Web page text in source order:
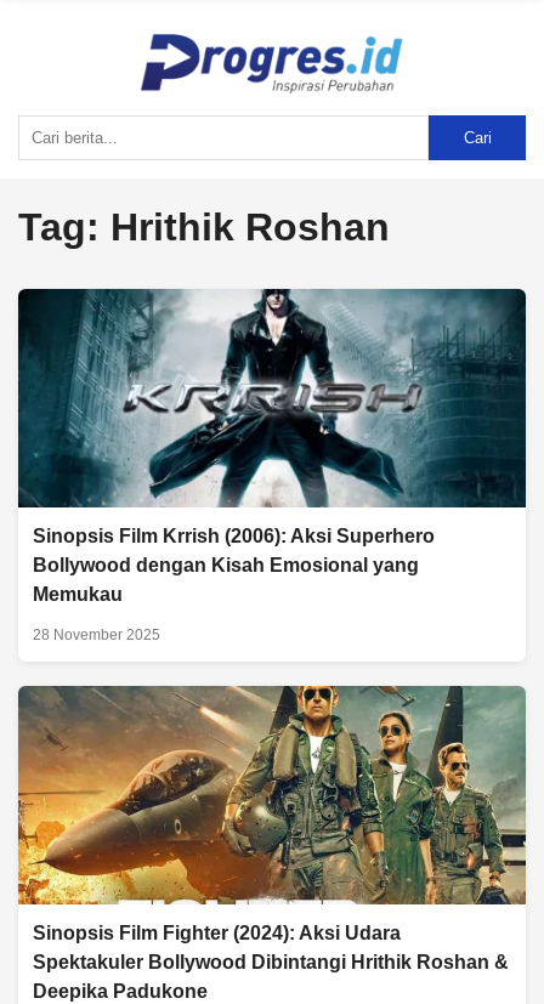
Cari
Tag: Hrithik Roshan
Sinopsis Film Krrish (2006): Aksi Superhero
Bollywood dengan Kisah Emosional yang
Memukau
28 November 2025
Sinopsis Film Fighter (2024): Aksi Udara
Spektakuler Bollywood Dibintangi Hrithik Roshan &
Deepika Padukone